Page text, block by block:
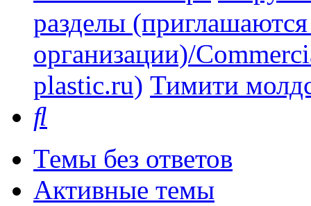
разделы
организации)/
plastic.ru) Тимити
Темы без ответов
Активные темы